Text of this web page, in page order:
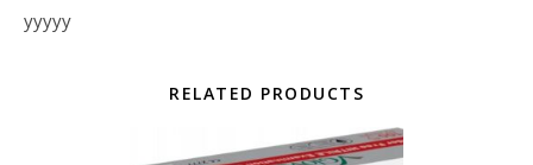
yyyyy
RELATED PRODUCTS